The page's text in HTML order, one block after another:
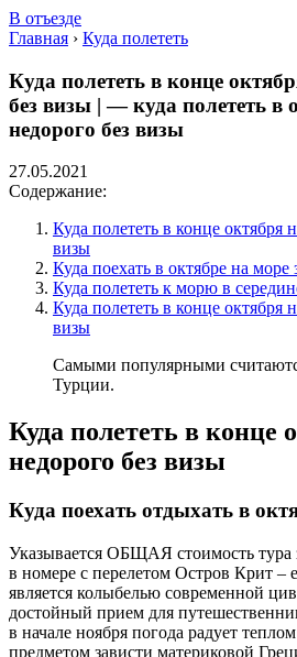
В отъезде
Главная › Куда полететь
Куда полететь в конце
без визы | — куда полететь в
недорого без визы
27.05.2021
Содержание:
Куда полететь в конце октября
визы
Куда поехать в октябре на море
Куда полететь к морю в
Куда полететь в конце октября
визы
Самыми популярными
Турции.
Куда полететь в конце
недорого без визы
Куда поехать отдыхать в
Указывается ОБЩАЯ стоимость
в номере с перелетом Остров Крит –
является колыбелью современной
достойный прием для
в начале ноября погода радует
предметом зависти материковой